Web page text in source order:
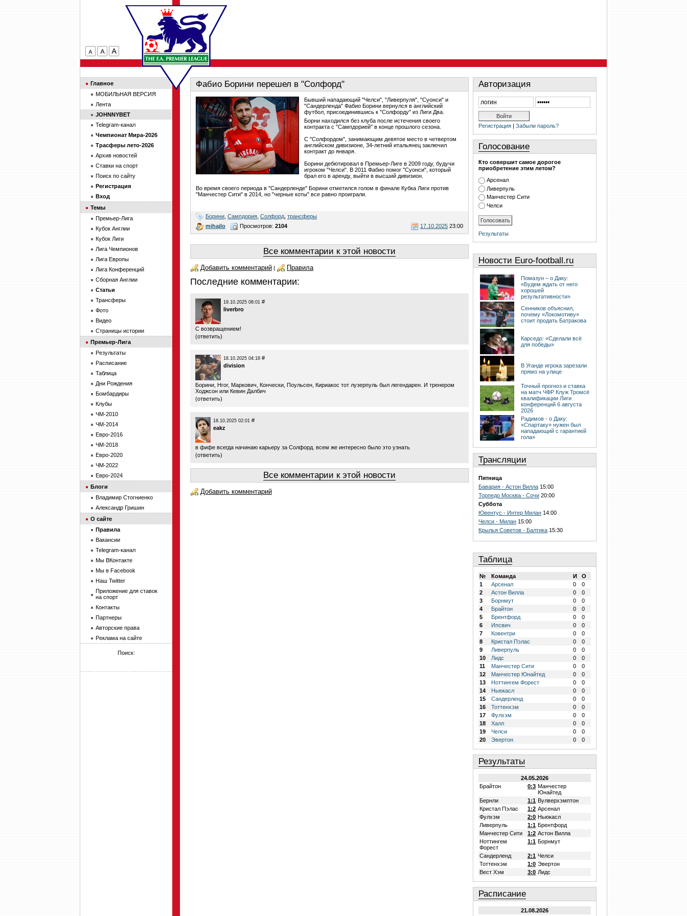
Фабио Борини перешел в "Солфорд"
Бывший нападающий "Челси", "Ливерпуля", "Суонси" и
"Сандерленда" Фабио Борини вернулся в английский
футбол, присоединившись к "Солфорду" из Лиги Два.
Борни находился без клуба после истечения своего
контракта с "Сампдорией" в конце прошлого сезона.
С "Солфордом", занимающим девятое место в четвертом
английском дивизионе, 34-летний итальянец заключил
контракт до января.
Борини дебютировал в Премьер-Лиге в 2009 году, будучи
игроком "Челси". В 2011 Фабио помог "Суонси", который
брал его в аренду, выйти в высший дивизион.
Во время своего периода в "Сандерленде" Борини отметился голом в финале Кубка Лиги против
"Манчестер Сити" в 2014, но "черные коты" все равно проиграли.
Борини Сампдория Солфорд трансферы
mihajlo
17.10.2025 23:00
Просмотров: 2104
Все комментарии к этой новости
Добавить комментарий | Правила
Последние комментарии:
19.10.2025 08:01 #
liverbro
С возвращением!
(ответить)
18.10.2025 04:18 #
division
Борини, Нгог, Маркович, Кончески, Поульсен, Кириакос тот лузерпуль был легендарен. И тренером
Ходжсон или Кевин Далбич
(ответить)
18.10.2025 02:01 #
eakz
в фифе всегда начинаю карьеру за Солфорд. всем же интересно было это узнать
(ответить)
Все комментарии к этой новости
Добавить комментарий
Авторизация
Регистрация | Забыли пароль?
Голосование
Кто совершит самое дорогое
приобретение этим летом?
Арсенал
Ливерпуль
Манчестер Сити
Челси
Результаты
Новости Euro-football.ru
Помазун – о Даку:
«Будем ждать от него
хорошей
результативности»
Сенников объяснил,
почему «Локомотиву»
стоит продать Батракова
Карседо: «Сделали всё
для победы»
В Уганде игрока зарезали
прямо на улице
Точный прогноз и ставка
на матч ЧФР Клуж Тромсё
квалификации Лиги
конференций 6 августа
2026
Радимов - о Даку:
«Спартаку» нужен был
нападающий с гарантией
гола»
Трансляции
Пятница
Бавария - Астон Вилла 15:00
Торпедо Москва - Сочи 20:00
Суббота
Ювентус - Интер Милан 14:00
Челси - Милан 15:00
Крылья Советов - Балтика 15:30
Таблица
№ Команда И
О
1
Арсенал 0
0
2
Астон Вилла 0
0
3
Борнмут 0
0
4
Брайтон 0
0
5
Брентфорд 0
0
6
Ипсвич 0
0
7
Ковентри 0
0
8
Кристал Пэлас 0
0
9
Ливерпуль 0
0
10
Лидс 0
0
11
Манчестер Сити 0
0
12
Манчестер Юнайтед 0
0
13
Ноттингем Форест 0
0
14
Ньюкасл 0
0
15
Сандерленд 0
0
16
Тоттенхэм 0
0
17
Фулхэм 0
0
18
Халл 0
0
19
Челси 0
0
20
Эвертон 0 0
Результаты
24.05.2026
Брайтон
0:3 Манчестер
Юнайтед
Бернли
1:1 Вулверхэмптон
Кристал Пэлас
1:2 Арсенал
Фулхэм
2:0 Ньюкасл
Ливерпуль
1:1 Брентфорд
Манчестер Сити
1:2 Астон Вилла
Ноттингем
Форест
1:1 Борнмут
Сандерленд 2:1 Челси
Тоттенхэм
1:0 Эвертон
Вест Хэм
3:0 Лидс
Расписание
21.08.2026
Главное
МОБИЛЬНАЯ ВЕРСИЯ
Лента
JOHNNYBET
Telegram-канал
Чемпионат Мира-2026
Трасферы лето-2026
Архив новостей
Ставки на спорт
Поиск по сайту
Регистрация
Вход
Темы
Премьер-Лига
Кубок Англии
Кубок Лиги
Лига Чемпионов
Лига Европы
Лига Конференций
Сборная Англии
Статьи
Трансферы
Фото
Видео
Страницы истории
Премьер-Лига
Результаты
Расписание
Таблица
Дни Рождения
Бомбардиры
Клубы
ЧМ-2010
ЧМ-2014
Евро-2016
ЧМ-2018
Евро-2020
ЧМ-2022
Евро-2024
Блоги
Владимир Стогниенко
Александр Гришин
О сайте
Правила
Вакансии
Telegram-канал
Мы ВКонтакте
Мы в Facebook
Наш Twitter
Приложение для ставок
на спорт
Контакты
Партнеры
Авторские права
Реклама на сайте
Поиск: